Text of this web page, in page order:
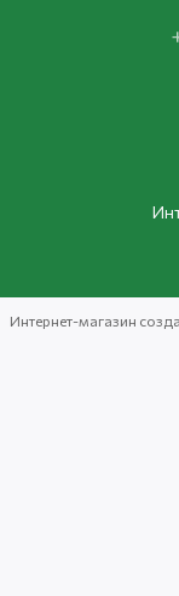
Интернет-магазин